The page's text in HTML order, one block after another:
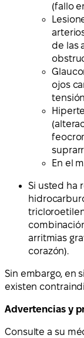
(fallo
de las
ojos
En el
Si usted ha
arritmias
corazón).
Sin embargo, en
existen
Advertencias y
Consulte a su